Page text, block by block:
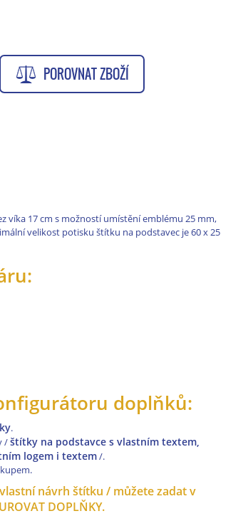
POROVNAT ZBOŽÍ
víka 17 cm s možností umístění emblému 25 mm,
velikost potisku štítku na podstavec je 60 x 25
doplňků:
.
/štítky na podstavce s vlastním textem,
logem i textem/.
návrh štítku / můžete zadat v
DOPLŇKY.